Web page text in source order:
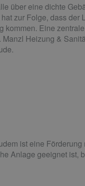
über eine dichte
zur Folge, dass der
Eine
Heizung &
ist eine
Anlage geeignet ist,